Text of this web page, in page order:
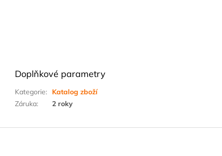
Doplňkové parametry
Kategorie:
Katalog zboží
Záruka: 2 roky
Z